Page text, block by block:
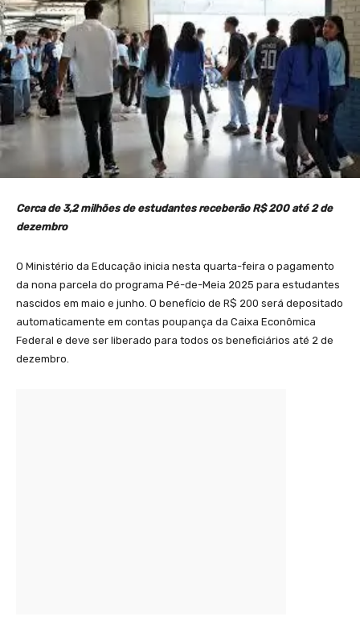
Cerca de 3,2 milhões de estudantes receberão R$ 200 até 2 de
dezembro
O Ministério da Educação inicia nesta quarta-feira o pagamento
da nona parcela do programa Pé-de-Meia 2025 para estudantes
nascidos em maio e junho. O benefício de R$ 200 será depositado
automaticamente em contas poupança da Caixa Econômica
Federal e deve ser liberado para todos os beneficiários até 2 de
dezembro.